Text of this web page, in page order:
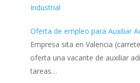
Industrial
Oferta de empleo para Auxiliar
Empresa sita en Valencia
oferta una vacante de auxiliar
tareas…